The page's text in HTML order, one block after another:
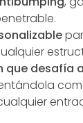
que desafía